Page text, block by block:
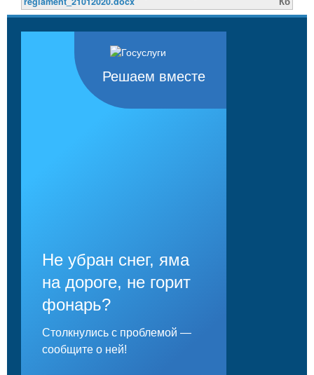
Решаем вместе
Не убран снег, яма
на дороге, не горит
фонарь?
Столкнулись с проблемой —
сообщите о ней!